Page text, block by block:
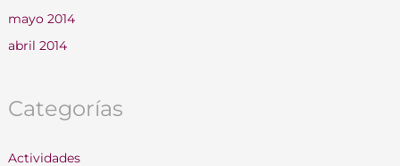
mayo 2014
abril 2014
Categorías
Actividades